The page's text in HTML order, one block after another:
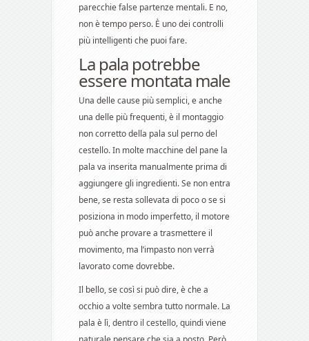
parecchie false partenze mentali. E no,
non è tempo perso. È uno dei controlli
più intelligenti che puoi fare.
La pala potrebbe
essere montata male
Una delle cause più semplici, e anche
una delle più frequenti, è il montaggio
non corretto della pala sul perno del
cestello. In molte macchine del pane la
pala va inserita manualmente prima di
aggiungere gli ingredienti. Se non entra
bene, se resta sollevata di poco o se si
posiziona in modo imperfetto, il motore
può anche provare a trasmettere il
movimento, ma l’impasto non verrà
lavorato come dovrebbe.
Il bello, se così si può dire, è che a
occhio a volte sembra tutto normale. La
pala è lì, dentro il cestello, quindi viene